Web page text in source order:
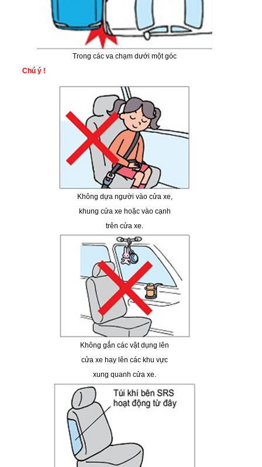
Trong các va chạm dưới một góc
Chú ý !
Không dựa người vào cửa xe,
khung cửa xe hoặc vào cạnh
trên cửa xe.
Không gắn các vật dụng lên
cửa xe hay lên các khu vực
xung quanh cửa xe.